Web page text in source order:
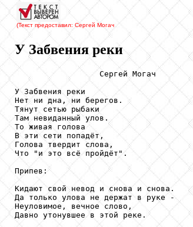
(Текст предоставил: Сергей Могач
У Забвения реки
                  Сергей Могач
У Забвения реки
Нет ни дна, ни берегов.
Тянут сетью рыбаки
Там невиданный улов.
То живая голова
В эти сети попадёт,
Голова твердит слова,
Что "и это всё пройдёт".
Припев:
Кидают свой невод и снова и снова.
Да только улова не держат в руке -
Неуловимое, вечное слово,
Давно утонувшее в этой реке.